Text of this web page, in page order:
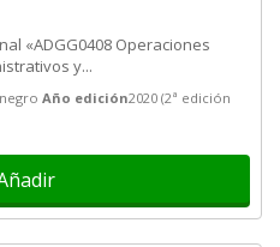
«ADGG0408 Operaciones
y...
Año edición2020 (2ª edición